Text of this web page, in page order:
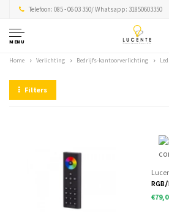
Telefoon: 085 - 06 03 350/ Whatsapp: 31850603350
MENU
Home Verlichting Bedrijfs-kantoorverlichting
Filters